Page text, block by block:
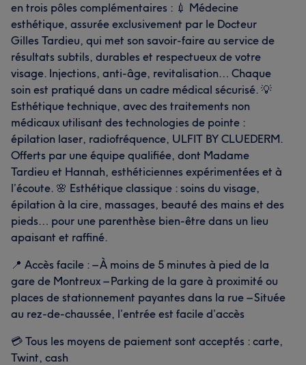
en trois pôles complémentaires : 💉 Médecine
esthétique, assurée exclusivement par le Docteur
Gilles Tardieu, qui met son savoir-faire au service de
résultats subtils, durables et respectueux de votre
visage. Injections, anti-âge, revitalisation… Chaque
soin est pratiqué dans un cadre médical sécurisé. 💡
Esthétique technique, avec des traitements non
médicaux utilisant des technologies de pointe :
épilation laser, radiofréquence, ULFIT BY CLUEDERM.
Offerts par une équipe qualifiée, dont Madame
Tardieu et Hannah, esthéticiennes expérimentées et à
l’écoute. 🌸 Esthétique classique : soins du visage,
épilation à la cire, massages, beauté des mains et des
pieds… pour une parenthèse bien-être dans un lieu
apaisant et raffiné.
📍 Accès facile : – À moins de 5 minutes à pied de la
gare de Montreux – Parking de la gare à proximité ou
places de stationnement payantes dans la rue – Située
au rez-de-chaussée, l’entrée est facile d’accès
💳 Tous les moyens de paiement sont acceptés : carte,
Twint, cash